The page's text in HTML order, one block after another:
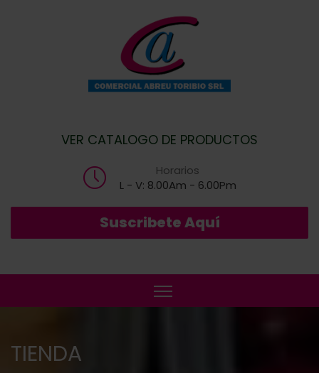
VER CATALOGO DE PRODUCTOS
Horarios
L - V: 8.00Am - 6.00Pm
Suscribete Aquí
TIENDA